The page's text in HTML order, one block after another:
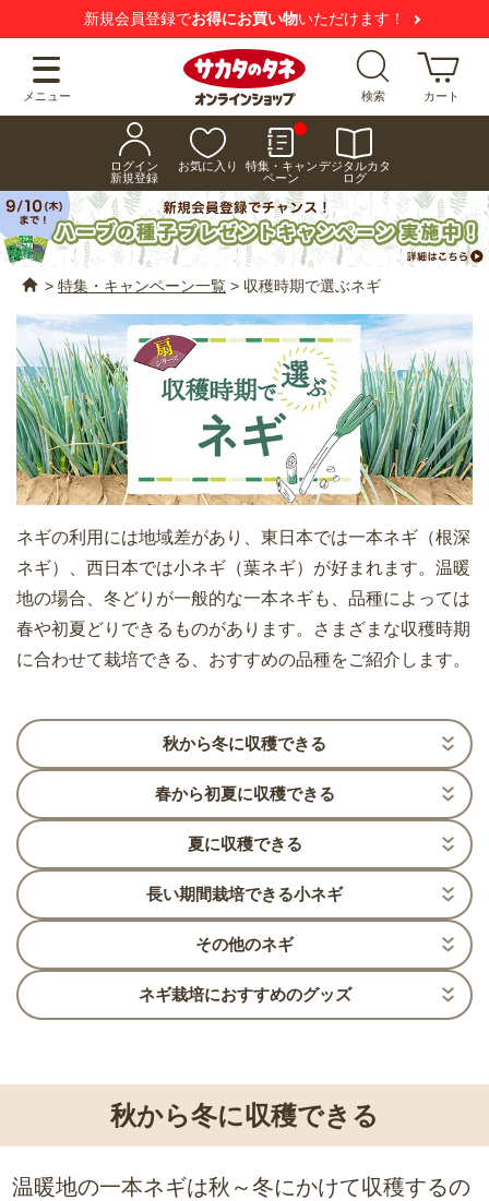
【注意喚起】悪質な偽サイトにご
メニュー 検索 カート
ログイン
新規登録
お気に入り
特集・キャン
ペーン
デジタルカタ
ログ
> 特集・キャンペーン一覧 > 収穫時期で選ぶネギ
ネギの利用には地域差があり、東日本では一本ネギ（根深
ネギ）、西日本では小ネギ（葉ネギ）が好まれます。温暖
地の場合、冬どりが一般的な一本ネギも、品種によっては
春や初夏どりできるものがあります。さまざまな収穫時期
に合わせて栽培できる、おすすめの品種をご紹介します。
秋から冬に収穫できる
春から初夏に収穫できる
夏に収穫できる
長い期間栽培できる小ネギ
その他のネギ
ネギ栽培におすすめのグッズ
秋から冬に収穫できる
温暖地の一本ネギは秋～冬にかけて収穫するの